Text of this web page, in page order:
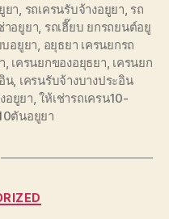
ยา รถเครนรับจ้างอยูยา รถ
าอยูยา รถเฮี๊ยบ ยกรถยนต์อยู
บอยูยา อยุธยา เครนยกรถ
เครนยกของอยุธยา เครนยก
น, เครนรับจ้างบางประอิน
อยูยา ,ให้เช่ารถเครน10-
ตันอยูยา